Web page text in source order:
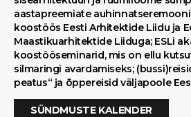
aastapreemiate
koostöös Eesti Arhitektide Liidu ja
Maastikuarhitektide Liiduga; ESLi
koostööseminarid, mis on ellu
silmaringi avardamiseks;
peatus“ ja õppereisid väljapoole
SÜNDMUSTE KALENDER